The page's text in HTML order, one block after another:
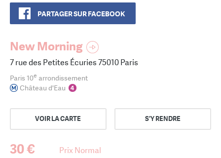
PARTAGER SUR FACEBOOK
New Morning
7 rue des Petites Écuries 75010 Paris
Paris 10e arrondissement
Château d'Eau
VOIR LA CARTE S'Y RENDRE
30 € Prix Normal